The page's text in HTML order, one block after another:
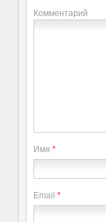
Комментарий
Имя *
Email *